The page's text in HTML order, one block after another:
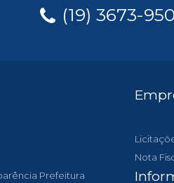
(19) 3673-
Prefeitura
Nota